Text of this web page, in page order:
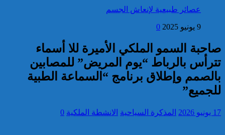
إحصائيات مكافحة الجريمة ..
استمرار ارتفاع معدل الزجر
وتراجع مؤشرات الجريمة المقرونة
تقديم 17 موقوفا على أنظار النيابة
كاريكاتير
عصائر طبيعية لإنعاش الجسم
9 يونيو 2025 0
صاحبة السمو الملكي الأميرة للا أسماء
تترأس بالرباط “يوم المريض” للمصابين
بالصمم وإطلاق برنامج “السماعة الطبية
للجميع”
17 يونيو 2026 المذكرة السياحية الانشطة الملكية 0